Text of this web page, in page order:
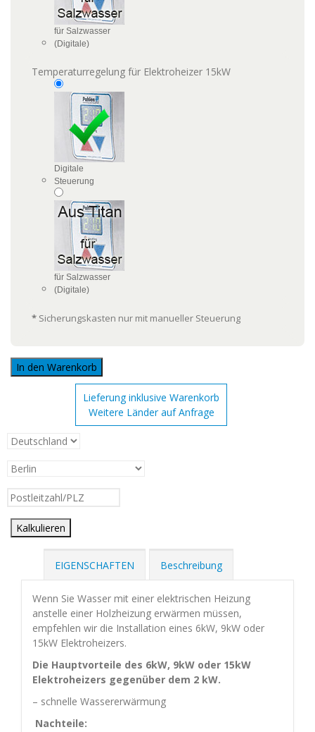
für Salzwasser
(Digitale)
Temperaturregelung für Elektroheizer 15kW
Digitale
Steuerung
für Salzwasser
(Digitale)
* Sicherungskasten nur mit manueller Steuerung
In den Warenkorb
Lieferung inklusive Warenkorb
Weitere Länder auf Anfrage
Kalkulieren
EIGENSCHAFTEN Beschreibung
Wenn Sie Wasser mit einer elektrischen Heizung
anstelle einer Holzheizung erwärmen müssen,
empfehlen wir die Installation eines 6kW, 9kW oder
15kW Elektroheizers.
Die Hauptvorteile des 6kW, 9kW oder 15kW
Elektroheizers gegenüber dem 2 kW.
– schnelle Wassererwärmung
Nachteile: